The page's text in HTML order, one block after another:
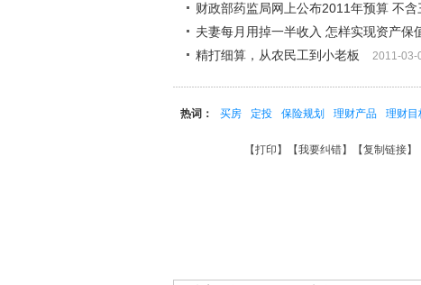
财政部药监局网上公布2011年预算 不含
夫妻每月用掉一半收入 怎样实现资产保
精打细算，从农民工到小老板 2011-03-
热词： 买房 定投 保险规划 理财产品 理财目
【打印 】【我要纠错】【复制链接】